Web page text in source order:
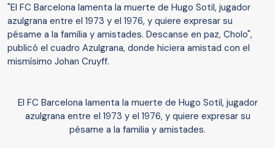
"El FC Barcelona lamenta la muerte de Hugo Sotil, jugador
azulgrana entre el 1973 y el 1976, y quiere expresar su
pésame a la familia y amistades. Descanse en paz, Cholo",
publicó el cuadro Azulgrana, donde hiciera amistad con el
mismísimo Johan Cruyff.
El FC Barcelona lamenta la muerte de Hugo Sotil, jugador
azulgrana entre el 1973 y el 1976, y quiere expresar su
pésame a la familia y amistades.